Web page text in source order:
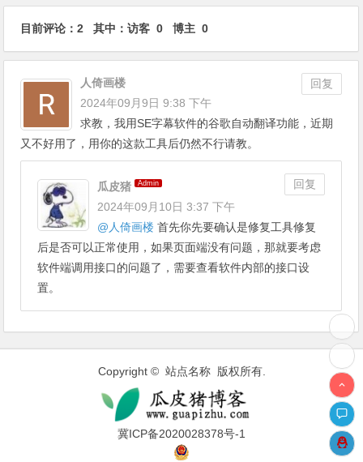
目前评论：2 其中：访客 0 博主 0
人倚画楼
回复
2024年09月9日 9:38 下午
求教，我用SE字幕软件的谷歌自动翻译功能，近期
又不好用了，用你的这款工具后仍然不行请教。
瓜皮猪 Admin
回复
2024年09月10日 3:37 下午
@ 人倚画楼 首先你先要确认是修复工具修复
后是否可以正常使用，如果页面端没有问题，那就要考虑
软件端调用接口的问题了，需要查看软件内部的接口设
置。
Copyright © 站点名称 版权所有.
冀ICP备2020028378号-1